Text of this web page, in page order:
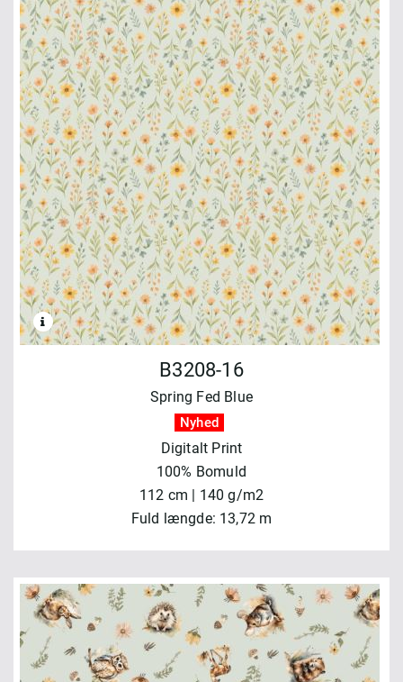
B3208-16
Spring Fed Blue
Nyhed
Digitalt Print
100% Bomuld
112 cm | 140 g/m2
Fuld længde: 13,72 m